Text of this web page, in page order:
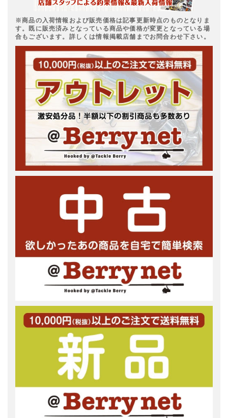
※商品の入荷情報および販売価格は記事更新時点のものとなりま
す。既に販売済みとなっている商品や価格が変更となっている場
合もございます。詳しくは情報掲載店舗までお問合わせ下さい。